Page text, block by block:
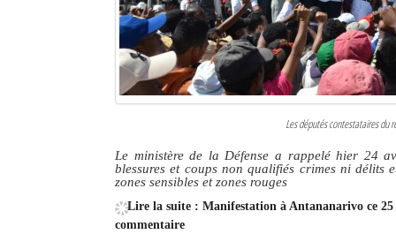
Les députés contestataires du
Le ministère de la Défense a rappelé hier 24
blessures et coups non qualifiés crimes ni délits
zones sensibles et zones rouges
Lire la suite : Manifestation à Antananarivo ce
commentaire